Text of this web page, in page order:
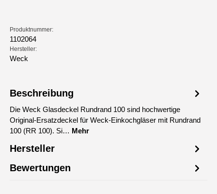
Produktnummer:
1102064
Hersteller:
Weck
Beschreibung
Die Weck Glasdeckel Rundrand 100 sind hochwertige
Original-Ersatzdeckel für Weck-Einkochgläser mit Rundrand
100 (RR 100). Si… Mehr
Hersteller
Bewertungen